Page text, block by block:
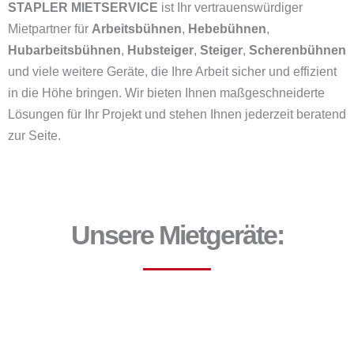
STAPLER MIETSERVICE ist Ihr vertrauenswürdiger
Mietpartner für Arbeitsbühnen, Hebebühnen,
Hubarbeitsbühnen, Hubsteiger, Steiger, Scherenbühnen
und viele weitere Geräte, die Ihre Arbeit sicher und effizient
in die Höhe bringen. Wir bieten Ihnen maßgeschneiderte
Lösungen für Ihr Projekt und stehen Ihnen jederzeit beratend
zur Seite.
Unsere Mietgeräte: